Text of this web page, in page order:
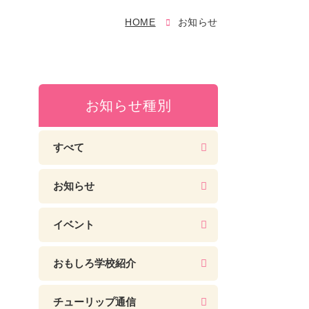
HOME お知らせ
お知らせ種別
すべて
お知らせ
イベント
おもしろ学校紹介
チューリップ通信